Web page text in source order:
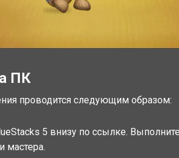
ПК
проводится следующим образом:
5 внизу по ссылке.
мастера.